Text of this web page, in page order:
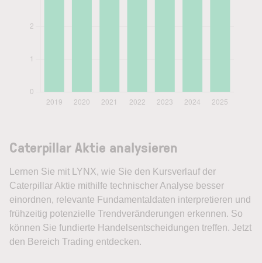
Caterpillar Aktie analysieren
Lernen Sie mit LYNX, wie Sie den Kursverlauf der
Caterpillar Aktie mithilfe technischer Analyse besser
einordnen, relevante Fundamentaldaten interpretieren und
frühzeitig potenzielle Trendveränderungen erkennen. So
können Sie fundierte Handelsentscheidungen treffen. Jetzt
den Bereich Trading entdecken.